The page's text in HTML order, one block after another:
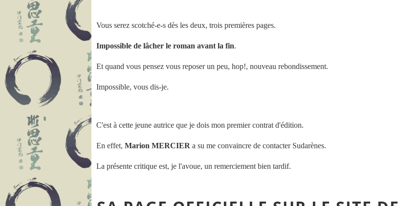
Vous serez scotché-e-s dès les deux, trois premières pages.
Impossible de lâcher le roman avant la fin.
Et quand vous pensez vous reposer un peu, hop!, nouveau rebondissement.
Impossible, vous dis-je.
C'est à cette jeune autrice que je dois mon premier contrat d'édition.
En effet, Marion MERCIER a su me convaincre de contacter Sudarènes.
La présente critique est, je l'avoue, un remerciement bien tardif.